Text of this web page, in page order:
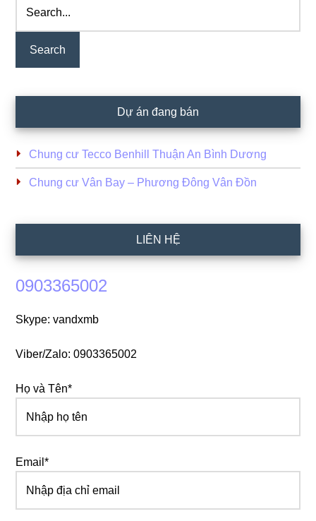
Dự án đang bán
Chung cư Tecco Benhill Thuận An Bình Dương
Chung cư Vân Bay – Phương Đông Vân Đồn
LIÊN HỆ
0903365002
Skype: vandxmb
Viber/Zalo: 0903365002
Họ và Tên*
Email*